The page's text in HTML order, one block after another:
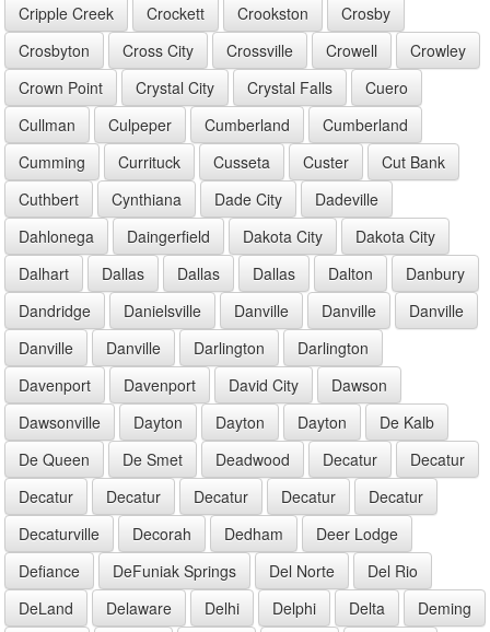
Cripple Creek
Crockett Crookston
Crosby
Crosbyton
Cross City Crossville Crowell
Crowley
Crown Point
Crystal City Crystal Falls
Cuero
Cullman
Culpeper Cumberland
Cumberland
Cumming
Currituck Cusseta Custer
Cut Bank
Cuthbert
Cynthiana Dade City
Dadeville
Dahlonega
Daingerfield Dakota City
Dakota City
Dalhart
Dallas Dallas Dallas Dalton
Danbury
Dandridge
Danielsville Danville Danville
Danville
Danville
Danville Darlington
Darlington
Davenport
Davenport David City
Dawson
Dawsonville
Dayton Dayton Dayton
De Kalb
De Queen
De Smet Deadwood Decatur
Decatur
Decatur
Decatur Decatur Decatur
Decatur
Decaturville
Decorah Dedham
Deer Lodge
Defiance
DeFuniak Springs Del Norte
Del Rio
DeLand
Delaware Delhi Delphi Delta
Deming